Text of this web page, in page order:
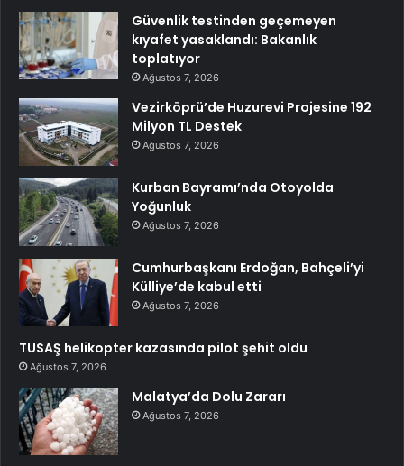
Güvenlik testinden geçemeyen
kıyafet yasaklandı: Bakanlık
toplatıyor
Ağustos 7, 2026
Vezirköprü’de Huzurevi Projesine 192
Milyon TL Destek
Ağustos 7, 2026
Kurban Bayramı’nda Otoyolda
Yoğunluk
Ağustos 7, 2026
Cumhurbaşkanı Erdoğan, Bahçeli’yi
Külliye’de kabul etti
Ağustos 7, 2026
TUSAŞ helikopter kazasında pilot şehit oldu
Ağustos 7, 2026
Malatya’da Dolu Zararı
Ağustos 7, 2026